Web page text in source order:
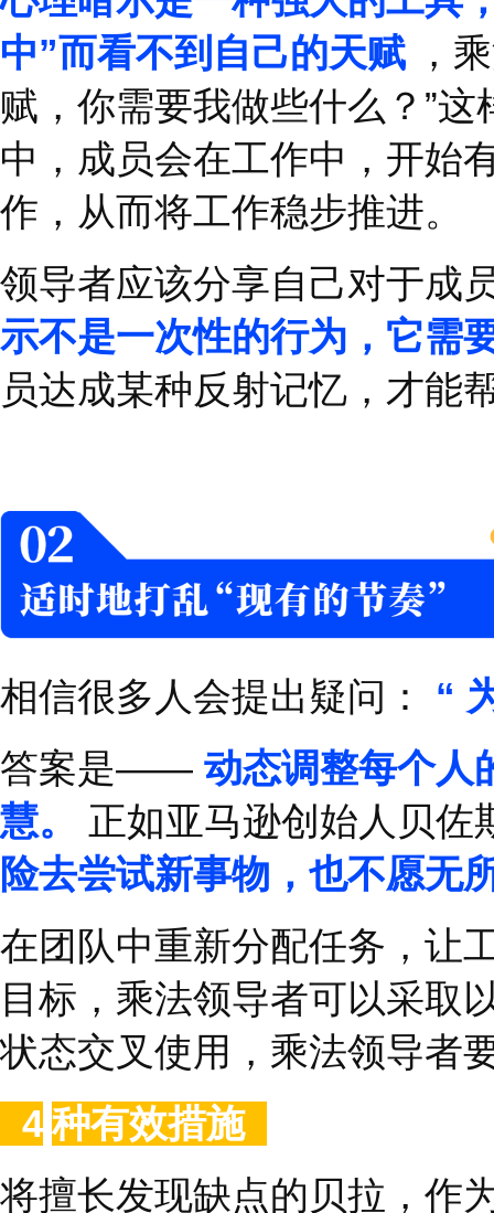
心理学家曾经做过一项
组给予“你会赢”的暗示
现更为优异。
中”而看不到自己的天赋
赋，你需要我做些什么
中，成员会在工作中，
作，从而将工作稳步推
领导者应该分享自己对
示不是一次性的行为，
员达成某种反射记忆，